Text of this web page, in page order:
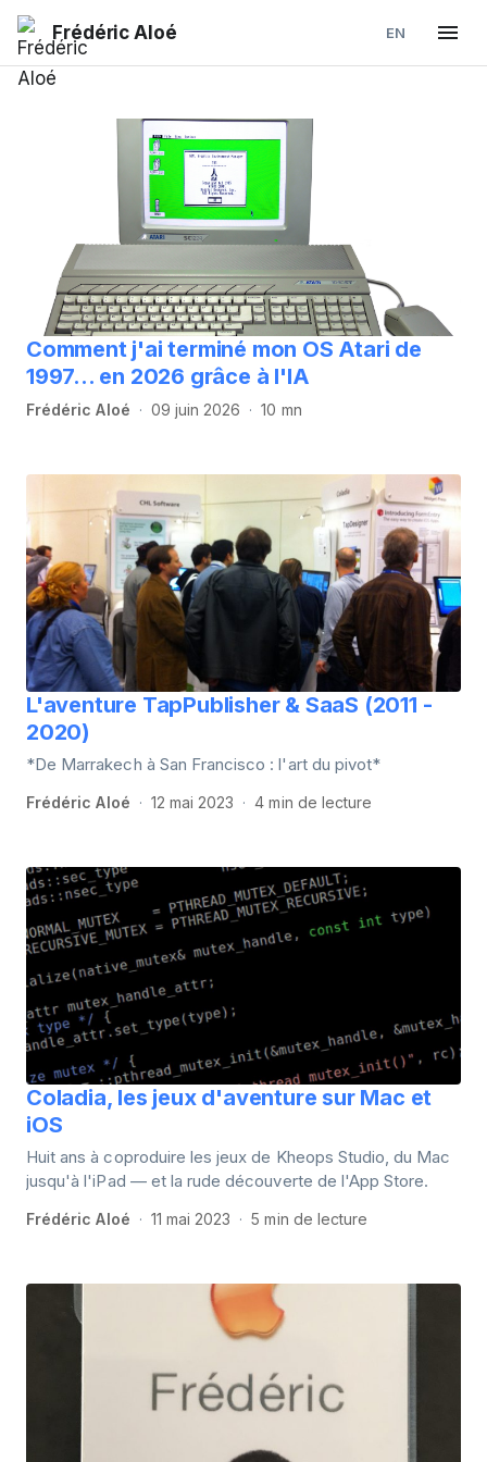
Frédéric Aloé EN
Comment j'ai terminé mon OS Atari de
1997... en 2026 grâce à l'IA
Frédéric Aloé · 09 juin 2026 · 10 mn
L'aventure TapPublisher & SaaS (2011 -
2020)
*De Marrakech à San Francisco : l'art du pivot*
Frédéric Aloé · 12 mai 2023 · 4 min de lecture
Coladia, les jeux d'aventure sur Mac et
iOS
Huit ans à coproduire les jeux de Kheops Studio, du Mac
jusqu'à l'iPad — et la rude découverte de l'App Store.
Frédéric Aloé · 11 mai 2023 · 5 min de lecture